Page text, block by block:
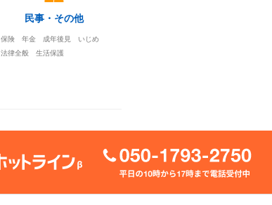
民事・その他
保険 年金 成年後見 いじめ
法律全般 生活保護